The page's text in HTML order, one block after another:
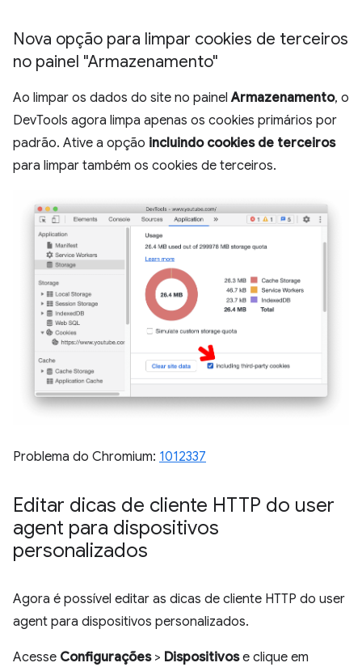
Nova opção para limpar cookies de terceiros
no painel "Armazenamento"
Ao limpar os dados do site no painelArmazenamento, o
DevTools agora limpa apenas os cookies primários por
padrão. Ative a opção incluindo cookies de terceiros
para limpar também os cookies de terceiros.
Problema do Chromium: 1012337
Editar dicas de cliente HTTP do user
agent para dispositivos
personalizados
Agora é possível editar as dicas de cliente HTTP do user
agent para dispositivos personalizados.
Acesse Configurações> Dispositivose clique em